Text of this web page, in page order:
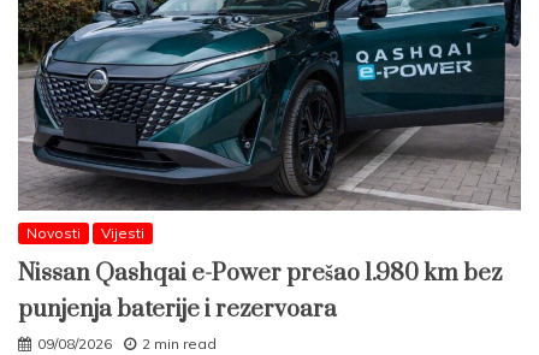
Novosti Vijesti
Nissan Qashqai e-Power prešao 1.980 km bez
punjenja baterije i rezervoara
09/08/2026 2 min read